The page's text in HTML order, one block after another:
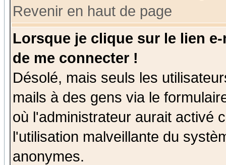
Revenir en haut de page
Lorsque je clique sur le lien
de me connecter !
Désolé, mais seuls les
mails à des gens via le
où l'administrateur aurait activé
l'utilisation malveillante du
anonymes.